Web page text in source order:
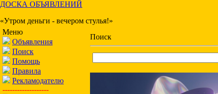
ДОСКА ОБЪЯВЛЕНИЙ
«Утром деньги - вечером стулья!»
Меню
Объявления
Поиск
Помощь
Правила
Рекламодателю
-------------------
Поиск